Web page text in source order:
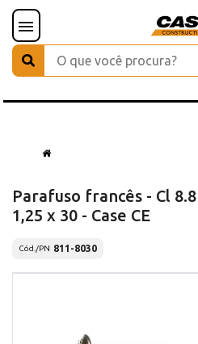
Parafuso francês - Cl
1,25 x 30 - Case CE
Cód./PN 811-8030